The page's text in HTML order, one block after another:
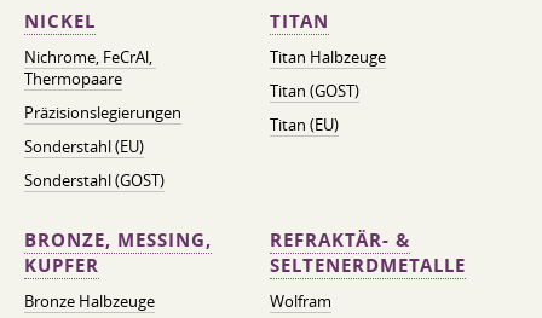
NICKEL
Nichrome, FeСrAl, ​​
Thermopaare
Präzisionslegierungen
Sonderstahl (EU)
Sonderstahl (GOST)
TITAN
Titan Halbzeuge
Titan (GOST)
Titan (EU)
BRONZE, MESSING,
KUPFER
Bronze Halbzeuge
REFRAKTÄR- &
SELTENERDMETALLE
Wolfram